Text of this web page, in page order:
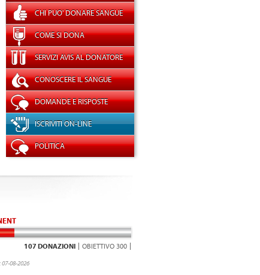
CHI PUO' DONARE SANGUE
COME SI DONA
SERVIZI AVIS AL DONATORE
CONOSCERE IL SANGUE
DOMANDE E RISPOSTE
ISCRIVITI ON-LINE
POLITICA
107 DONAZIONI OBIETTIVO 300
08-2026